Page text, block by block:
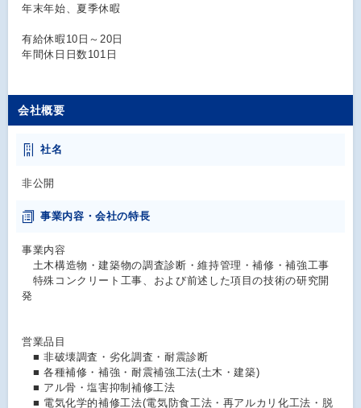
年末年始、夏季休暇
有給休暇10日～20日
年間休日日数101日
会社概要
社名
非公開
事業内容・会社の特長
事業内容
土木構造物・建築物の調査診断・維持管理・補修・補強工事
特殊コンクリート工事、および前述した項目の技術の研究開
発
営業品目
■ 非破壊調査・劣化調査・耐震診断
■ 各種補修・補強・耐震補強工法(土木・建築)
■ アル骨・塩害抑制補修工法
■ 電気化学的補修工法(電気防食工法・再アルカリ化工法・脱